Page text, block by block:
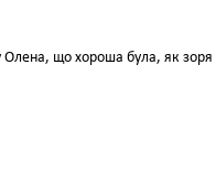
що хороша була, як зоря